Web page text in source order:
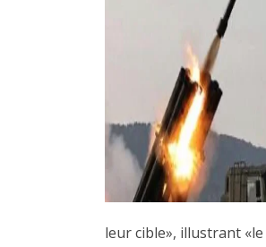
leur cible», illustrant